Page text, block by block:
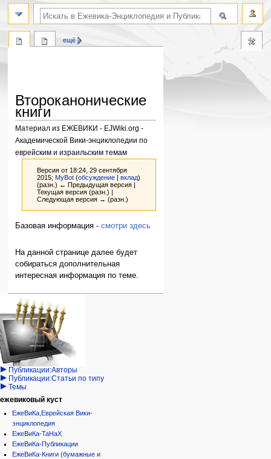
Второканонические
книги
Материал из ЕЖЕВИКИ - EJWiki.org -
Академической Вики-энциклопедии по
еврейским и израильским темам
Версия от 18:24, 29 сентября
2015;MyBot (обсуждение |вклад)
(разн.) ← Предыдущая версия |
Текущая версия (разн.) |
Следующая версия → (разн.)
Перейти
навигации
Перейти
поиску
Базовая информация -смотри здесь
На данной странице далее будет
собираться дополнительная
интересная информация по теме.
Навигация
ещё
персональные инструменты
войти
запрос
учётной
записи
категории
Израиль:Страна и
государство
Иудаизм
Народ
Проекты
Проекты/Участники/
дополнения
Публикации:Авторы
Публикации:Статьи по типу
Темы
поиск по словам
ежевиковый куст
ЕжеВиКа,Еврейская Вики-
энциклопедия
ЕжеВиКа-ТаНаХ
ЕжеВиКа-Публикации
ЕжеВиКа-Книги (бумажные и